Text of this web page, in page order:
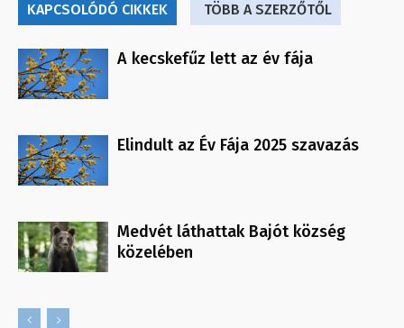
KAPCSOLÓDÓ CIKKEK TÖBB A SZERZŐTŐL
A kecskefűz lett az év fája
Elindult az Év Fája 2025 szavazás
Medvét láthattak Bajót község
közelében